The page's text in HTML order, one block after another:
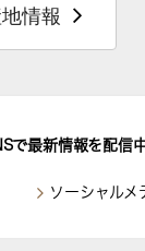
情報
で最新情報を配信
ソーシャルメ